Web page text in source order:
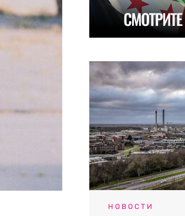
НОВОСТИ